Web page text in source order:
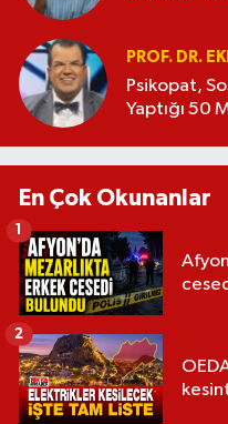
PROF. DR.
Psikopat,
Yaptığı 50
En Çok Okunanlar
1
2